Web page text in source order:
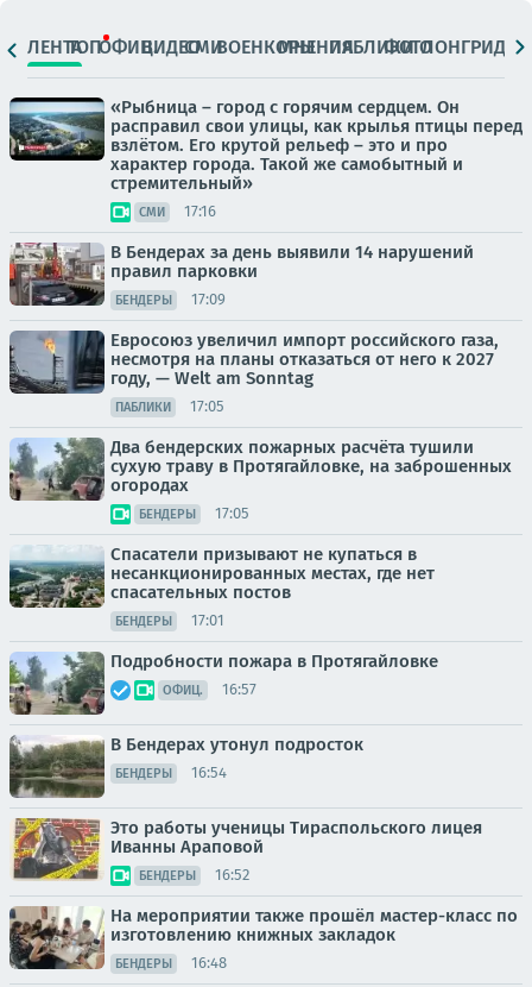
ЛЕНТАТОПОФИЦ.ВИДЕОСМИВОЕНКОРЫМНЕНИЯПАБЛИКИ
ФОТОЛОНГРИДЫ
«Рыбница – город с горячим сердцем. Он
расправил свои улицы, как крылья птицы перед
взлётом. Его крутой рельеф – это и про
характер города. Такой же самобытный и
стремительный»
СМИ 17:16
В Бендерах за день выявили 14 нарушений
правил парковки
БЕНДЕРЫ 17:09
Евросоюз увеличил импорт российского газа,
несмотря на планы отказаться от него к 2027
году, — Welt am Sonntag
ПАБЛИКИ 17:05
Два бендерских пожарных расчёта тушили
сухую траву в Протягайловке, на заброшенных
огородах
БЕНДЕРЫ 17:05
Спасатели призывают не купаться в
несанкционированных местах, где нет
спасательных постов
БЕНДЕРЫ 17:01
Подробности пожара в Протягайловке
ОФИЦ. 16:57
В Бендерах утонул подросток
БЕНДЕРЫ 16:54
Это работы ученицы Тираспольского лицея
Иванны Араповой
БЕНДЕРЫ 16:52
На мероприятии также прошёл мастер-класс по
изготовлению книжных закладок
БЕНДЕРЫ 16:48